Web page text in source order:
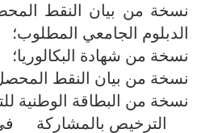
نسخة من بيان النقط
الدبلوم الجامعي المطلوب؛
نسخة من شهادة البكالوريا؛
نسخة من بيان النقط المحصل
نسخة من البطاقة الوطنية
الترخيص بالمشاركة